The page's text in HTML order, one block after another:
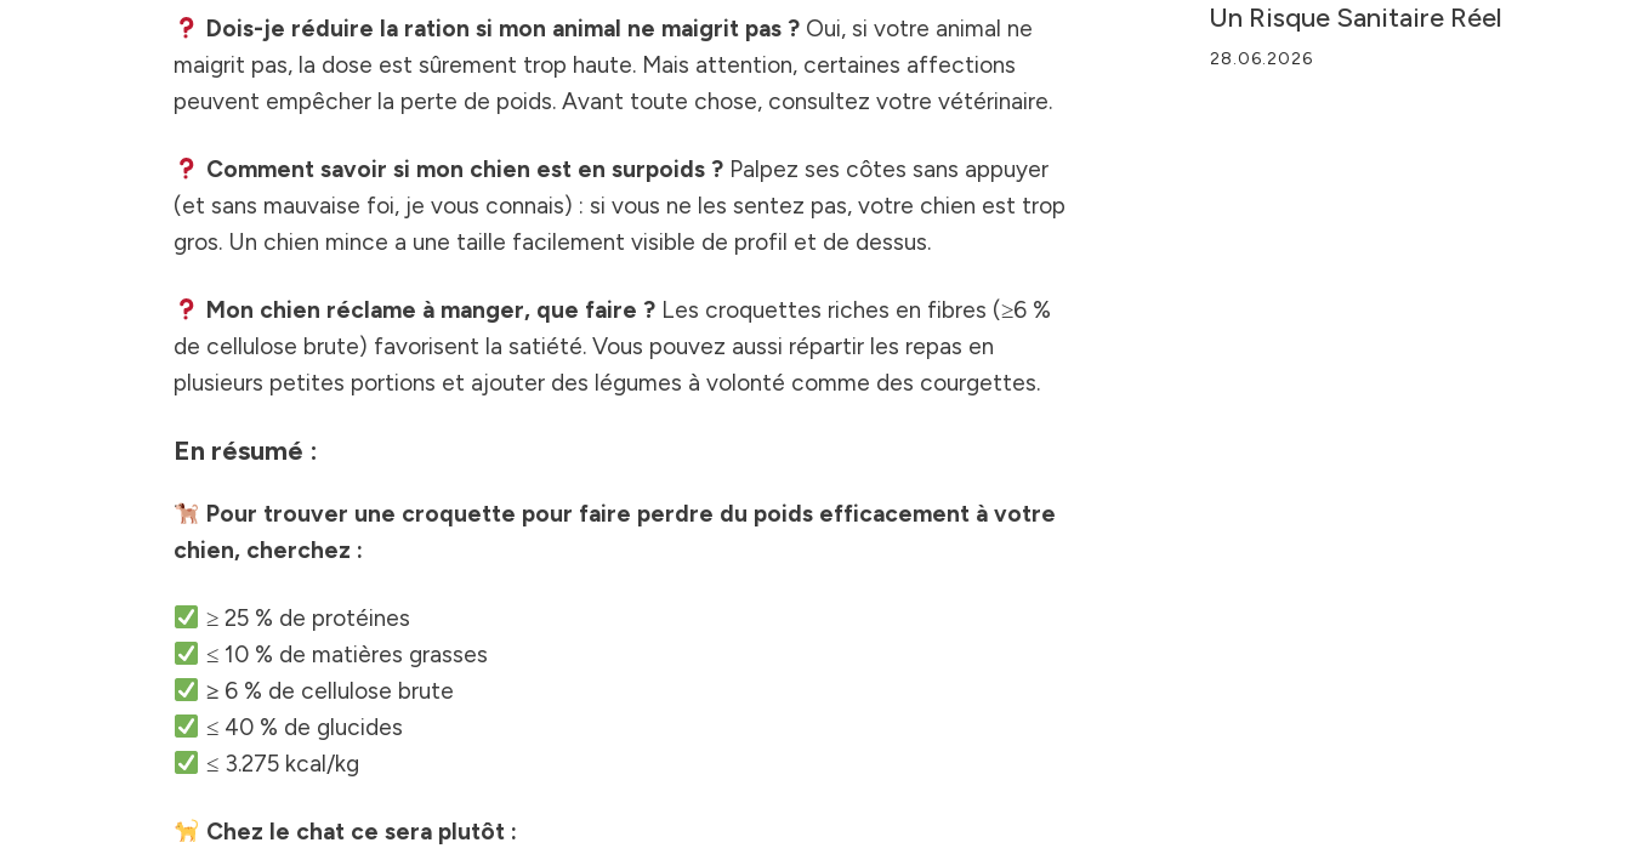
Dois-je réduire la ration si mon animal ne maigrit pas ?Oui, si votre animal ne
maigrit pas, la dose est sûrement trop haute. Mais attention, certaines affections
peuvent empêcher la perte de poids. Avant toute chose, consultez votre vétérinaire.
Comment savoir si mon chien est en surpoids ?Palpez ses côtes sans appuyer
(et sans mauvaise foi, je vous connais) : si vous ne les sentez pas, votre chien est trop
gros. Un chien mince a une taille facilement visible de profil et de dessus.
Mon chien réclame à manger, que faire ?Les croquettes riches en fibres (≥6 %
de cellulose brute) favorisent la satiété. Vous pouvez aussi répartir les repas en
plusieurs petites portions et ajouter des légumes à volonté comme des courgettes.
En résumé :
Pour trouver une croquette pour faire perdre du poids efficacement à votre
chien, cherchez :
≥ 25 % de protéines
≤ 10 % de matières grasses
≥6 % de cellulose brute
≤ 40 % de glucides
≤ 3.275 kcal/kg
Chez le chat ce sera plutôt :
Un Risque Sanitaire Réel
28.06.2026